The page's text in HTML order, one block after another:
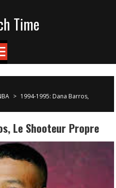
Time
> 1994-1995: Dana Barros,
Le Shooteur Propre